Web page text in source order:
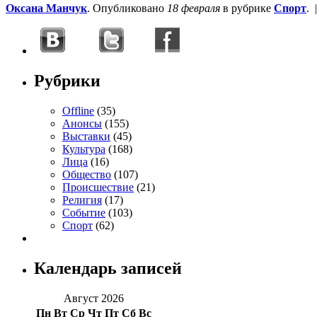
Оксана Манчук. Опубликовано 18 февраля в рубрике Спорт. |
Рубрики
Offline (35)
Анонсы (155)
Выставки (45)
Культура (168)
Лица (16)
Общество (107)
Происшествие (21)
Религия (17)
Событие (103)
Спорт (62)
Календарь записей
Август 2026
Пн Вт Ср Чт Пт Сб Вс